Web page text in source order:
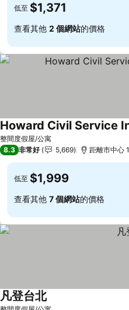
低至 $1,371
查看其他 2 個網站的價格
整間度假屋/公寓
Howard Civil Service
8.3 非常好 5,669 距離市中心
低至 $1,999
查看其他 7 個網站的價格
凡登台北查看價格